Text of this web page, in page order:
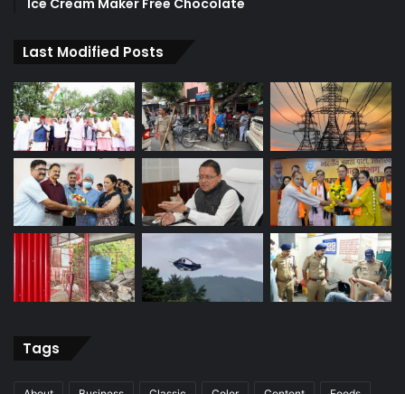
Ice Cream Maker Free Chocolate
Last Modified Posts
Tags